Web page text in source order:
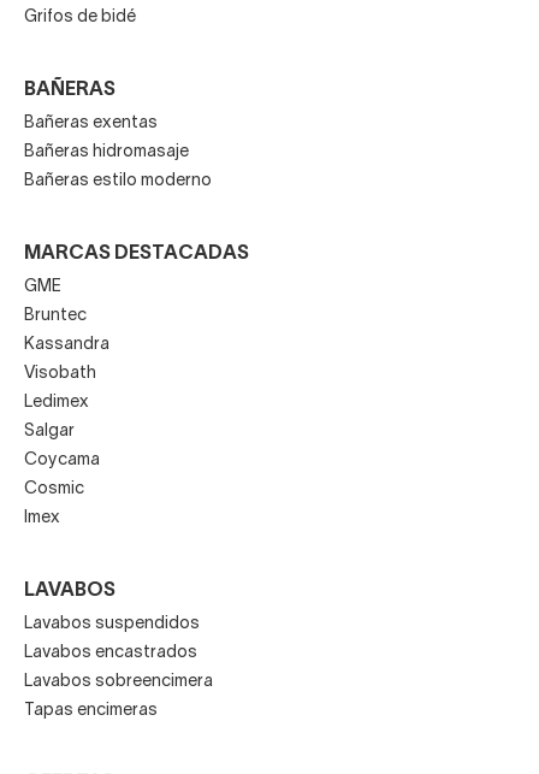
Grifos de bidé
BAÑERAS
Bañeras exentas
Bañeras hidromasaje
Bañeras estilo moderno
MARCAS DESTACADAS
GME
Bruntec
Kassandra
Visobath
Ledimex
Salgar
Coycama
Cosmic
Imex
LAVABOS
Lavabos suspendidos
Lavabos encastrados
Lavabos sobreencimera
Tapas encimeras